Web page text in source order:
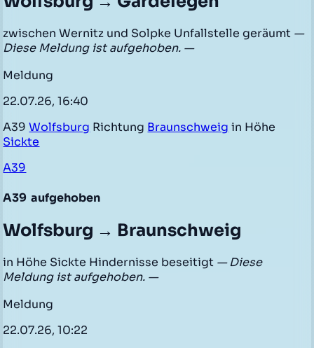
zwischen Wernitz und Solpke Unfallstelle geräumt —
Diese Meldung ist aufgehoben. —
Meldung
22.07.26, 16:40
A39Wolfsburg Richtung Braunschweig in Höhe
Sickte
A39
A39 aufgehoben
Wolfsburg → Braunschweig
in Höhe Sickte Hindernisse beseitigt — Diese
Meldung ist aufgehoben. —
Meldung
22.07.26, 10:22